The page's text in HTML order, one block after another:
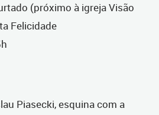
(próximo à igreja Visão
Felicidade
Piasecki, esquina com a